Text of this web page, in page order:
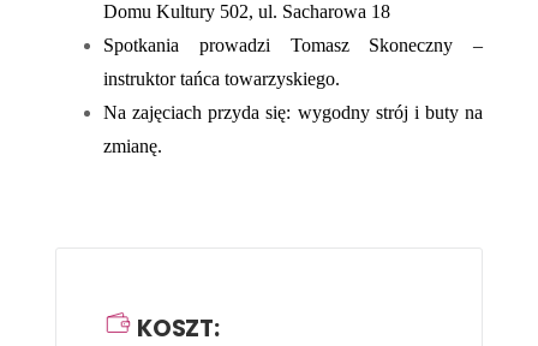
Domu Kultury 502, ul. Sacharowa 18
Spotkania prowadzi Tomasz Skoneczny –
instruktor tańca towarzyskiego.
Na zajęciach przyda się: wygodny strój i buty na
zmianę.
KOSZT: